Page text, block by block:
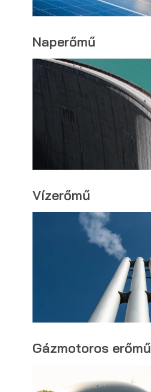
Naperőmű
Vízerőmű
Gázmotoros erőmű